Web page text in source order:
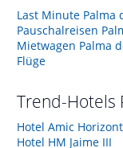
Last Minute Palma
Pauschalreisen
Mietwagen Palma
Flüge
Trend-Hotels
Hotel Amic
Hotel HM Jaime III